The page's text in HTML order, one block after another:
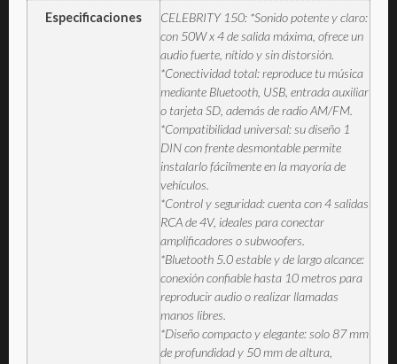
Especificaciones
CELEBRITY 150: *Sonido potente y claro:
con 50W x 4 de salida máxima, ofrece un
audio fuerte, nítido y sin distorsión.
*Conectividad total: reproduce tu música
mediante Bluetooth, USB, entrada auxiliar
o tarjeta SD, además de radio AM/FM.
*Compatibilidad universal: su diseño 1
DIN con frente desmontable permite
instalarlo fácilmente en la mayoría de
vehículos.
*Control y seguridad: cuenta con 4 salidas
RCA de 4V, ideales para conectar
amplificadores o subwoofers.
*Bluetooth 5.0 estable y de largo alcance:
conexión confiable hasta 10 metros para
reproducir audio o realizar llamadas
manos libres.
*Diseño compacto y elegante: solo 87 mm
de profundidad y 50 mm de altura,